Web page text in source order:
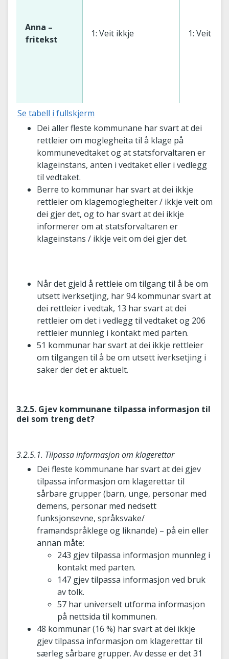
Anna –
fritekst
1: Veit ikkje 1: Veit
Se tabell i fullskjerm
Dei aller fleste kommunane har svart at dei
rettleier om moglegheita til å klage på
kommunevedtaket og at statsforvaltaren er
klageinstans, anten i vedtaket eller i vedlegg
til vedtaket.
Berre to kommunar har svart at dei ikkje
rettleier om klagemoglegheiter / ikkje veit om
dei gjer det, og to har svart at dei ikkje
informerer om at statsforvaltaren er
klageinstans / ikkje veit om dei gjer det.
Når det gjeld å rettleie om tilgang til å be om
utsett iverksetjing, har 94 kommunar svart at
dei rettleier i vedtak, 13 har svart at dei
rettleier om det i vedlegg til vedtaket og 206
rettleier munnleg i kontakt med parten.
51 kommunar har svart at dei ikkje rettleier
om tilgangen til å be om utsett iverksetjing i
saker der det er aktuelt.
3.2.5. Gjev kommunane tilpassa informasjon til
dei som treng det?
3.2.5.1. Tilpassa informasjon om klagerettar
Dei fleste kommunane har svart at dei gjev
tilpassa informasjon om klagerettar til
sårbare grupper (barn, unge, personar med
demens, personar med nedsett
funksjonsevne, språksvake/
framandspråklege og liknande) – på ein eller
annan måte:
243 gjev tilpassa informasjon munnleg i
kontakt med parten.
147 gjev tilpassa informasjon ved bruk
av tolk.
57 har universelt utforma informasjon
på nettsida til kommunen.
48 kommunar (16 %) har svart at dei ikkje
gjev tilpassa informasjon om klagerettar til
særleg sårbare grupper. Av desse er det 31